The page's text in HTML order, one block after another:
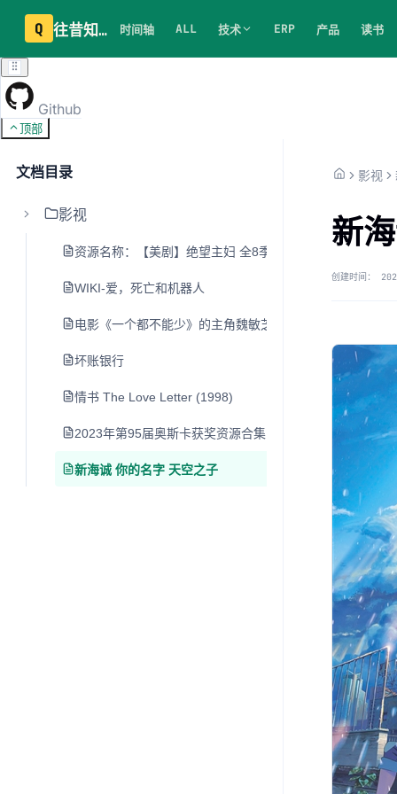
Q 往昔知识库 时间轴 ALL 技术 ERP 产品 读书
Github
顶部
文档目录
影视
资源名称：【美剧】绝望主妇 全8季 美剧虫压制 中英字幕
WIKI-爱，死亡和机器人
电影《一个都不能少》的主角魏敏芝怎么样了？ - 1号唠嗑
坏账银行
情书 The Love Letter (1998)
2023年第95届奥斯卡获奖资源合集
新海诚 你的名字 天空之子
影视
新
创建时间：